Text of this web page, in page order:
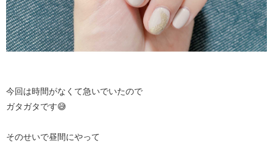
今回は時間がなくて急いでいたので
ガタガタです😅
そのせいで昼間にやって